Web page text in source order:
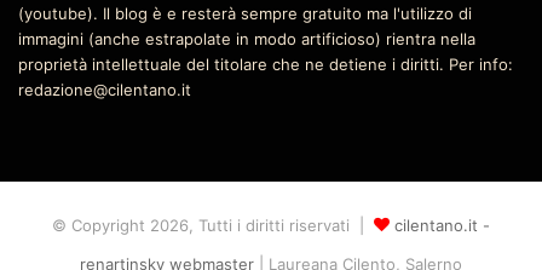
(youtube). Il blog è e resterà sempre gratuito ma l'utilizzo di
immagini (anche estrapolate in modo artificioso) rientra nella
proprietà intellettuale del titolare che ne detiene i diritti. Per info:
redazione@cilentano.it
© Copyright 2026, Tutti i diritti riservati |
cilentano.it -
renartinsky webmaster | Laureana Cilento, Salerno